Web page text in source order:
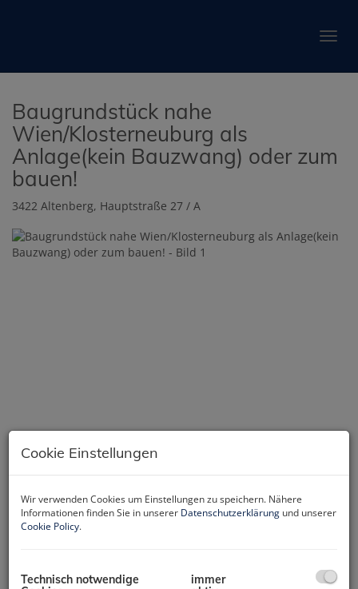
Baugrundstück nahe
Wien/Klosterneuburg als
Anlage(kein Bauzwang) oder zum
bauen!
3422 Altenberg, Hauptstraße 27 / A
Cookie Einstellungen
Wir verwenden Cookies um Einstellungen zu speichern. Nähere
Informationen finden Sie in unserer Datenschutzerklärung und unserer
Cookie Policy.
Technisch notwendige
immer